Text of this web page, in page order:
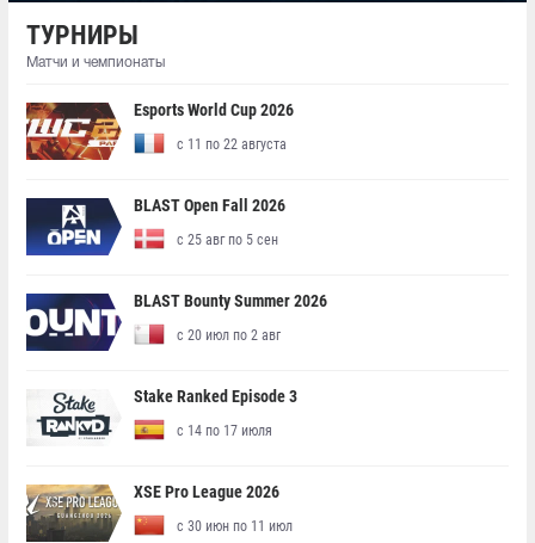
ТУРНИРЫ
Матчи и чемпионаты
Esports World Cup 2026
с 11 по 22 августа
BLAST Open Fall 2026
с 25 авг по 5 сен
BLAST Bounty Summer 2026
с 20 июл по 2 авг
Stake Ranked Episode 3
с 14 по 17 июля
XSE Pro League 2026
с 30 июн по 11 июл